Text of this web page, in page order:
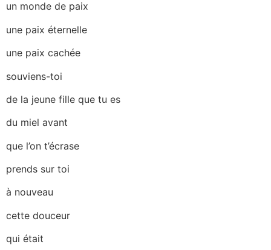
un monde de paix
une paix éternelle
une paix cachée
souviens-toi
de la jeune fille que tu es
du miel avant
que l’on t’écrase
prends sur toi
à nouveau
cette douceur
qui était